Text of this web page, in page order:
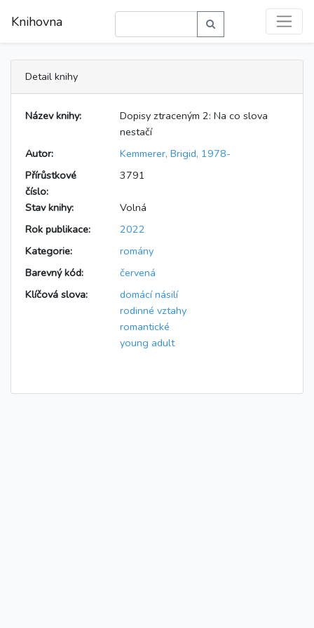
Knihovna
Detail knihy
Název knihy:
Dopisy ztraceným 2: Na co slova
nestačí
Autor:
Kemmerer, Brigid, 1978-
Přírůstkové
číslo:
3791
Stav knihy:
Volná
Rok publikace:
2022
Kategorie:
romány
Barevný kód:
červená
Klíčová slova:
domácí násilí
rodinné vztahy
romantické
young adult